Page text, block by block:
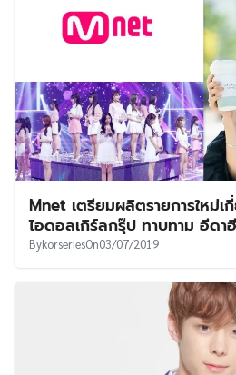
Mnet เตรียมผลิตรายการใหม่
ไอดอลเกิร์ลกรุ๊ป ทาบทาม อีดา
BykorseriesOn03/07/2019